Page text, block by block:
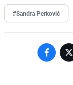
#Sandra Perković